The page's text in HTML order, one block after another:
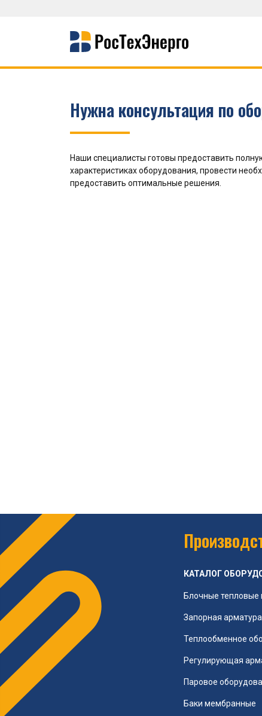
Нужна консультация по
Наши специалисты готовы предоставить
характеристиках оборудования, провести
предоставить оптимальные решения.
КАТАЛОГ
Блочные тепловые
Запорная арматура
Теплообменное
Регулирующая
Паровое
Баки мембранные